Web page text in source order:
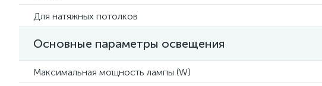
Для натяжных потолков
Основные параметры освещения
Максимальная мощность лампы (W)